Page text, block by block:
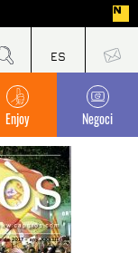
Enjoy Negoci